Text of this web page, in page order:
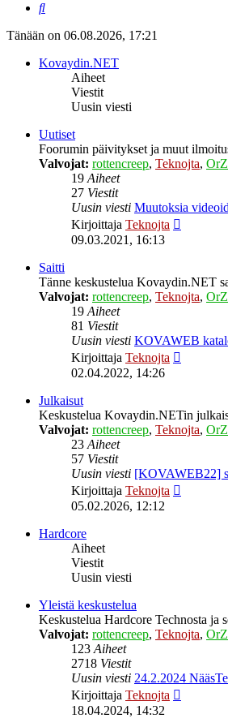
Etsi
Tänään on 06.08.2026, 17:21
Kovaydin.NET
Aiheet
Viestit
Uusin viesti
Uutiset
Foorumin päivitykset ja muut
Valvojat: rottencreep, Teknojta,
19Aiheet
27 Viestit
Uusin viesti Muutoksia
Kirjoittaja Teknojta
09.03.2021, 16:13
Saitti
Tänne keskustelua Kovaydin.NET
Valvojat: rottencreep, Teknojta,
19Aiheet
81 Viestit
Uusin viesti KOVAWEB
Kirjoittaja Teknojta
02.04.2022, 14:26
Julkaisut
Keskustelua Kovaydin.NETin
Valvojat: rottencreep, Teknojta,
23Aiheet
57 Viestit
Uusin viesti [KOVAWEB22]
Kirjoittaja Teknojta
05.02.2026, 12:12
Hardcore
Aiheet
Viestit
Uusin viesti
Yleistä keskustelua
Keskustelua Hardcore Technosta ja
Valvojat: rottencreep, Teknojta,
123Aiheet
2718 Viestit
Uusin viesti 24.2.2024
Kirjoittaja Teknojta
18.04.2024, 14:32